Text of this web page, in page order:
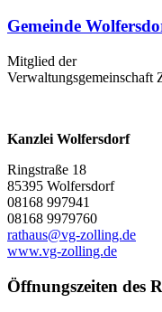
Gemeinde
Mitglied der
Verwaltungsgemeinschaft
Kanzlei Wolfersdorf
Ringstraße 18
85395 Wolfersdorf
08168 997941
08168 9979760
rathaus@vg-zolling.de
www.vg-zolling.de
Öffnungszeiten des